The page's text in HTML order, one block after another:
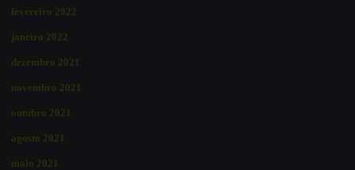
fevereiro 2022
janeiro 2022
dezembro 2021
novembro 2021
outubro 2021
agosto 2021
maio 2021